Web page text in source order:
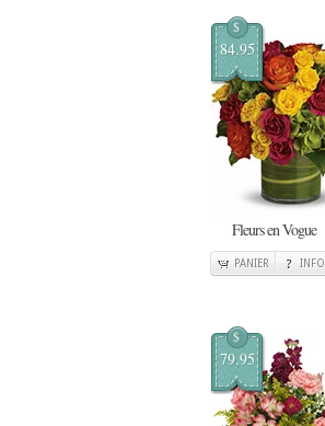
$
84.95
Fleurs en Vogue
PANIER INFO
$
79.95